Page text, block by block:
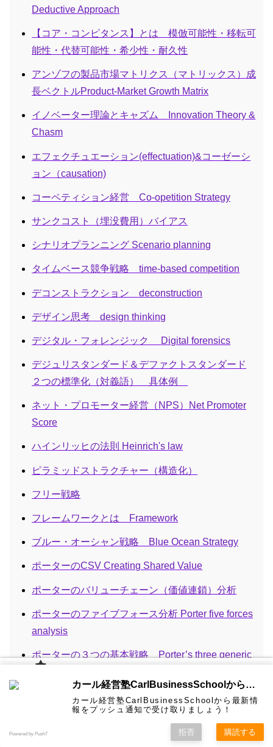
Deductive Approach
【コア・コンピタンス】とは 模倣可能性・移転可
能性・代替可能性・希少性・耐久性
アンゾフの製品市場マトリクス（マトリックス）成
長ベクトルProduct-Market Growth Matrix
イノベーター理論とキャズム Innovation Theory &
Chasm
エフェクチュエーション(effectuation)&コーゼーシ
ョン（causation)
コーペティション経営 Co-opetition Strategy
サンクコスト（埋没費用）バイアス
シナリオプランニング Scenario planning
タイムベース競争戦略 time-based competition
デコンストラクション deconstruction
デザイン思考 design thinking
デジタル・フォレンジック Digital forensics
デジュリスタンダード＆デファクトスタンダード
２つの標準化（対義語） 具体例
ネット・プロモーター経営（NPS）Net Promoter
Score
ハインリッヒの法則 Heinrich's law
ピラミッドストラクチャー（構造化）
フリー戦略
フレームワークとは Framework
ブルー・オーシャン戦略 Blue Ocean Strategy
ポーターのCSV Creating Shared Value
ポーターのバリューチェーン（価値連鎖）分析
ポーターのファイブフォース分析 Porter five forces
analysis
ポーターの３つの基本戦略 Porter’s three generic
ランチェスター戦略 弱者の戦略
仮説思考 hypothesis thinking
ばれまし
コンサル
ティング
経営学用
語集
認定コン
サルタン
無料メル
マガ！
★カール
経営塾動
お問い合
わせ
★熱海風
水＆グリ
プライバ
カール経営塾CarlBusinessSchoolから通知を受け取る
カール経営塾CarlBusinessSchoolから最新情
報をプッシュ通知で受け取りましょう！
Powered by Push7 拒否 購読する